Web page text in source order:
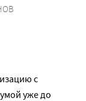
с
уже до